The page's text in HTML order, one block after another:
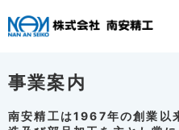
事業案内
南安精工は1967年の創業以